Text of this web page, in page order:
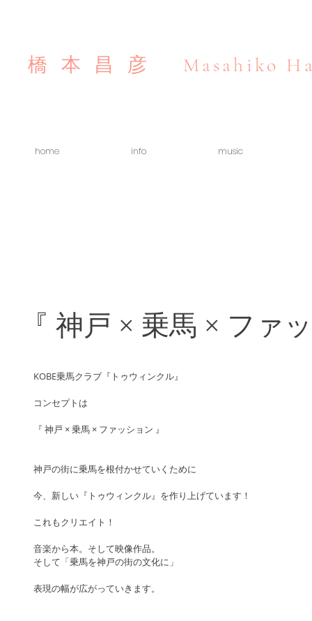
橋本昌彦 Masahiko
home info music
『 神戸 × 乗馬 × ファ
KOBE乗馬クラブ『トゥウィンクル』
コンセプトは
『 神戸 × 乗馬 × ファッション 』
神戸の街に乗馬を根付かせていくために
今、新しい『トゥウィンクル』を作り上げています！
これもクリエイト！
音楽から本。そして映像作品。
そして「乗馬を神戸の街の文化に」
表現の幅が広がっていきます。